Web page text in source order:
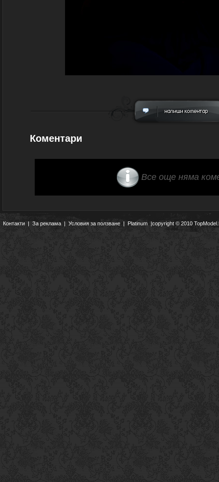
Коментари
Все още няма
Контакти|За реклама | Условия за ползване | Platinum |copyright © 2010